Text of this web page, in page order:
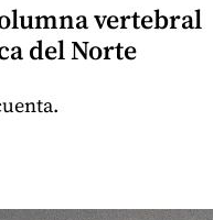
vertebral
del Norte